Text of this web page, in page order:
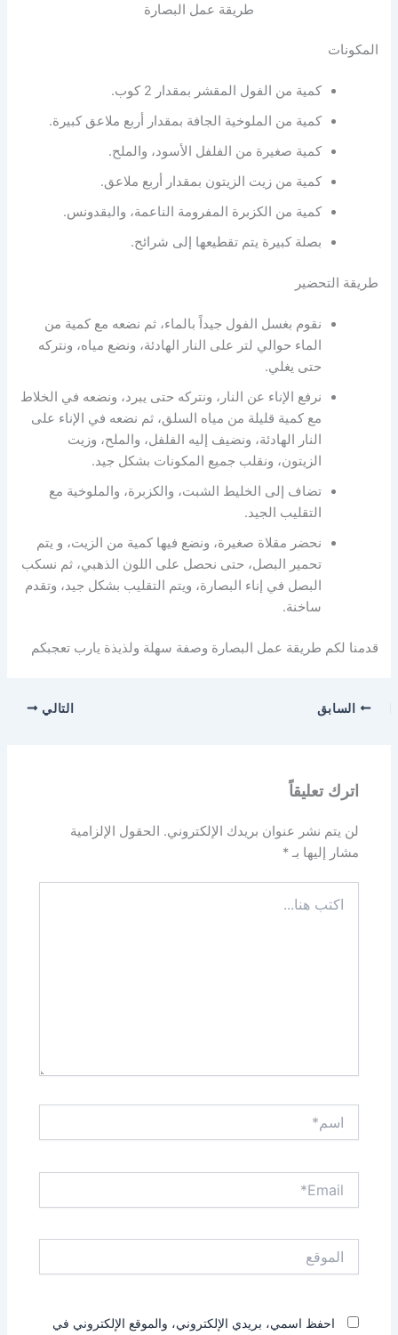
طريقة عمل البصارة
المكونات
كمية من الفول المقشر بمقدار 2 كوب.
كمية من الملوخية الجافة بمقدار أربع ملاعق كبيرة.
كمية صغيرة من الفلفل الأسود، والملح.
كمية من زيت الزيتون بمقدار أربع ملاعق.
كمية من الكزبرة المفرومة الناعمة، والبقدونس.
بصلة كبيرة يتم تقطيعها إلى شرائح.
طريقة التحضير
نقوم بغسل الفول جيداً بالماء، ثم نضعه مع كمية من
الماء حوالي لتر على النار الهادئة، ونضع مياه، ونتركه
حتى يغلي.
نرفع الإناء عن النار، ونتركه حتى يبرد، ونضعه في الخلاط
مع كمية قليلة من مياه السلق، ثم نضعه في الإناء على
النار الهادئة، ونضيف إليه الفلفل، والملح، وزيت
الزيتون، ونقلب جميع المكونات بشكل جيد.
تضاف إلى الخليط الشبت، والكزبرة، والملوخية مع
التقليب الجيد.
نحضر مقلاة صغيرة، ونضع فيها كمية من الزيت، و يتم
تحمير البصل، حتى نحصل على اللون الذهبي، ثم نسكب
البصل في إناء البصارة، ويتم التقليب بشكل جيد، وتقدم
ساخنة.
قدمنا لكم طريقة عمل البصارة وصفة سهلة ولذيذة يارب تعجبكم
السابق التالي
اترك تعليقاً
لن يتم نشر عنوان بريدك الإلكتروني. الحقول الإلزامية
مشار إليها بـ*
هنا...
احفظ اسمي، بريدي الإلكتروني، والموقع الإلكتروني في